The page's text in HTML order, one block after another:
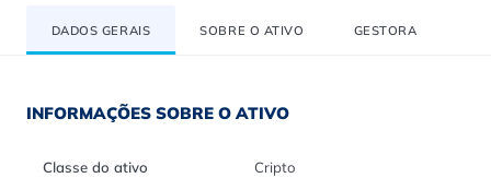
DADOS GERAIS SOBRE O ATIVO GESTORA
INFORMAÇÕES SOBRE O ATIVO
Classe do ativo Cripto